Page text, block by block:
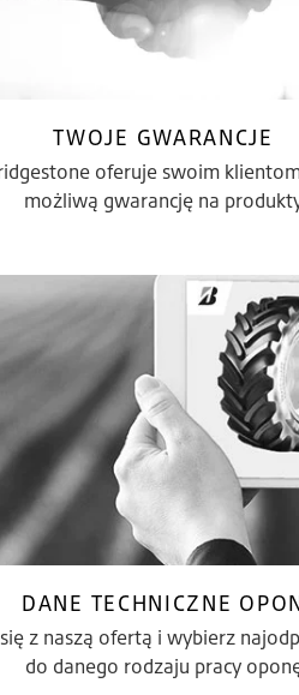
TWOJE GWARANCJE
oferuje swoim klientom
możliwą gwarancję na
DANE TECHNICZNE
z naszą ofertą i wybierz
do danego rodzaju pracy